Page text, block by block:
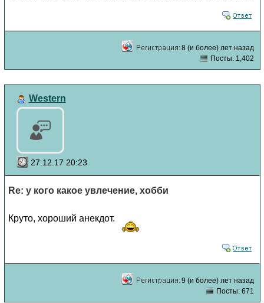
8 (и более) лет назад
Посты: 1,402
Western
27.12.17 20:23
Re: у кого какое увлечение, хобби
Круто, хороший анекдот.
9 (и более) лет назад
Посты: 671